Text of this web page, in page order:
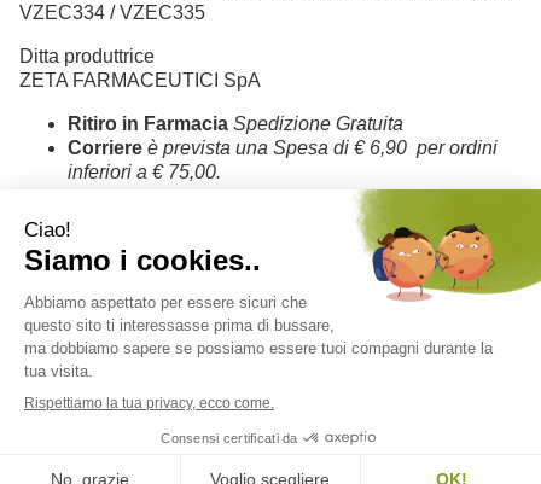
VZEC334 / VZEC335
Ditta produttrice
ZETA FARMACEUTICI SpA
Ritiro in Farmacia Spedizione Gratuita
Corriere è prevista una Spesa di € 6,90 per ordini
inferiori a € 75,00.
Codice Prodotto
931591655
Farmacia Adamo del Dott. Antonio Ferdinando Salvo - Corso V. Emanuele
n. 178 - 97013 Comiso (RG) Italia ordini@farmaciadamonline.it
versione desktop